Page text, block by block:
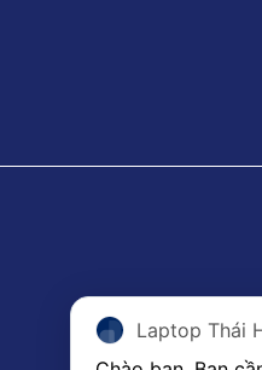
Laptop Thái